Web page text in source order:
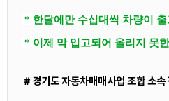
* 한달에만 수십대씩 차량이
* 이제 막 입고되어 올리지 못
＃경기도 자동차매매사업 조합 소